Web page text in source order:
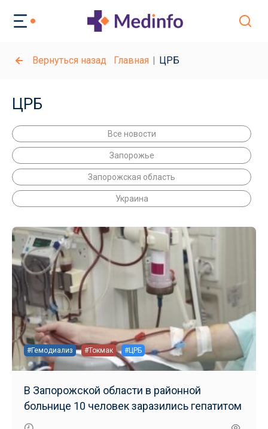
Вернуться назад Главная ЦРБ
ЦРБ
Все новости
Запорожье
Запорожская область
Украина
#Гемодиализ #Токмак #ЦРБ
В Запорожской области в районной
больнице 10 человек заразились гепатитом